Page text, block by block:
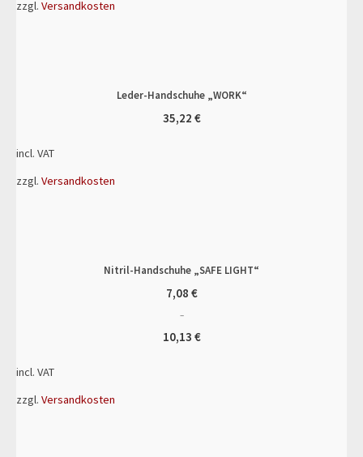
zzgl. Versandkosten
Leder-Handschuhe „WORK“
35,22 €
incl. VAT
zzgl. Versandkosten
Nitril-Handschuhe „SAFE LIGHT“
7,08 €
–
10,13 €
incl. VAT
zzgl. Versandkosten